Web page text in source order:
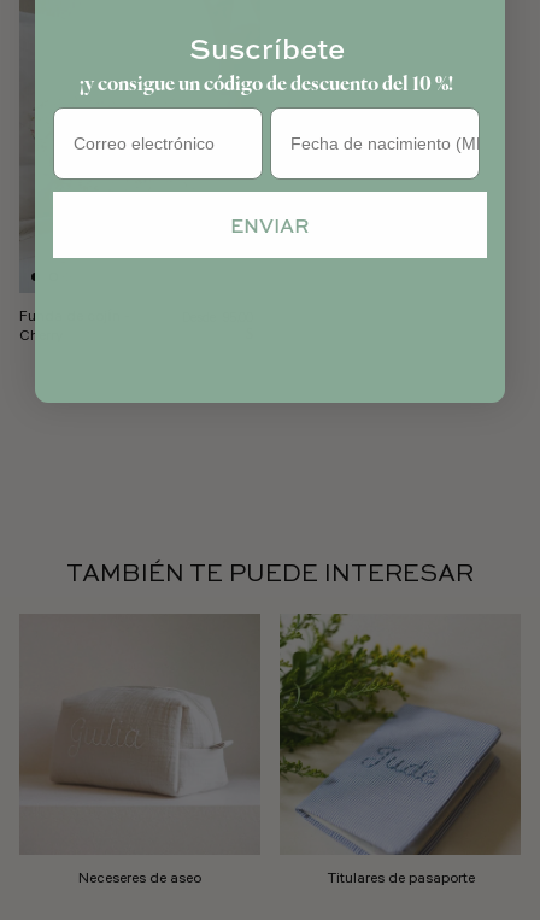
Funda de cojín -
Cherry
TAMBIÉN TE PUEDE INTERESAR
Neceseres de aseo Titulares de pasaporte
Suscríbete
¡y consigue un código de descuento del 10 %!
Cumpleaños
ENVIAR